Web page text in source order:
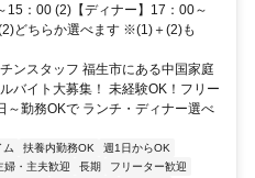
15：00 (2)【ディナー】17：00～
どちらか選べます ※(1)＋(2)も
ンスタッフ 福生市にある中国家庭
バイト大募集！ 未経験OK！フリー
～勤務OKで ランチ・ディナー選べ
ム 扶養内勤務OK
週1日からOK
婦・主夫歓迎 長期
フリーター歓迎